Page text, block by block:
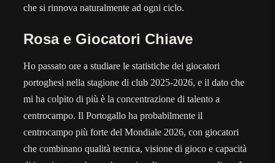
che si rinnova naturalmente ad ogni ciclo.
Rosa e Giocatori Chiave
Ho passato ore a studiare le statistiche dei giocatori
portoghesi nella stagione di club 2025-2026, e il dato che
mi ha colpito di più è la concentrazione di talento a
centrocampo. Il Portogallo ha probabilmente il
centrocampo più forte del Mondiale 2026, con giocatori
che combinano qualità tecnica, visione di gioco e capacità